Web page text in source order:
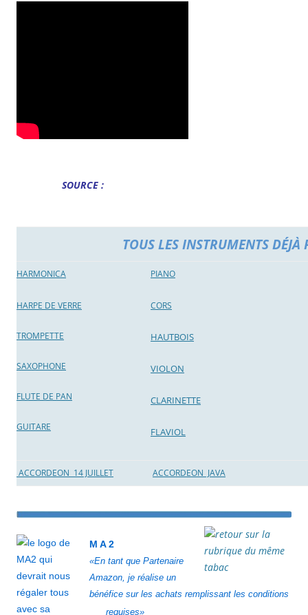
SOURCE :
TOUS LES INSTRUMENTS DÉJÀ
HARMONICA
HARPE DE VERRE
TROMPETTE
SAXOPHONE
FLUTE DE PAN
GUITARE
PIANO
CORS
HAUTBOIS
VIOLON
CLARINETTE
FLAVIOL
ACCORDEON 14 JUILLET ACCORDEON JAVA
M A 2
«En tant que Partenaire
Amazon, je réalise un
bénéfice sur les achats remplissant les conditions
requises»